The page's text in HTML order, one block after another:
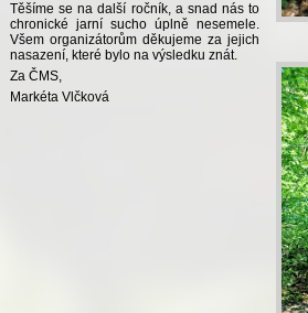
Těšíme se na další ročník, a snad nás to
chronické jarní sucho úplně nesemele.
Všem organizátorům děkujeme za jejich
nasazení, které bylo na výsledku znát.
Za ČMS,
Markéta Vlčková